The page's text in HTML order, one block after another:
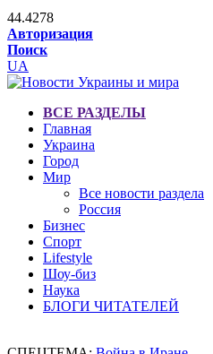
44.4278
Авторизация
Поиск
UA
ВСЕ РАЗДЕЛЫ
Главная
Украина
Город
Мир
Все новости раздела
Россия
Бизнес
Спорт
Lifestyle
Шоу-биз
Наука
БЛОГИ ЧИТАТЕЛЕЙ